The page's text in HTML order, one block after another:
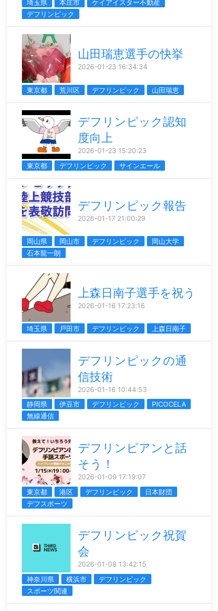
埼玉県 本庄市
ケイアイスター不動産
デフリンピック
山田瑞恵選手の快挙
2026-01-23 16:34:34
東京都 荒川区 デフリンピック 山田瑞恵
デフリンピック認知
度向上
2026-01-23 15:20:23
東京都
デフリンピック サインエール
デフリンピック報告
2026-01-17 21:00:29
岡山県 岡山市 デフリンピック
岡山大学
石本龍一朗
上森日南子選手を祝う
2026-01-16 17:23:16
埼玉県 戸田市 デフリンピック 上森日南子
デフリンピックの通
信技術
2026-01-16 10:44:53
静岡県
伊豆市 デフリンピック
PICOCELA
無線通信
デフリンピアンと話
そう！
2026-01-09 17:19:07
東京都
港区 デフリンピック
日本財団
デフスポーツ
デフリンピック祝賀
会
2026-01-08 13:42:15
神奈川県
横浜市
デフリンピック
スポーツ関連